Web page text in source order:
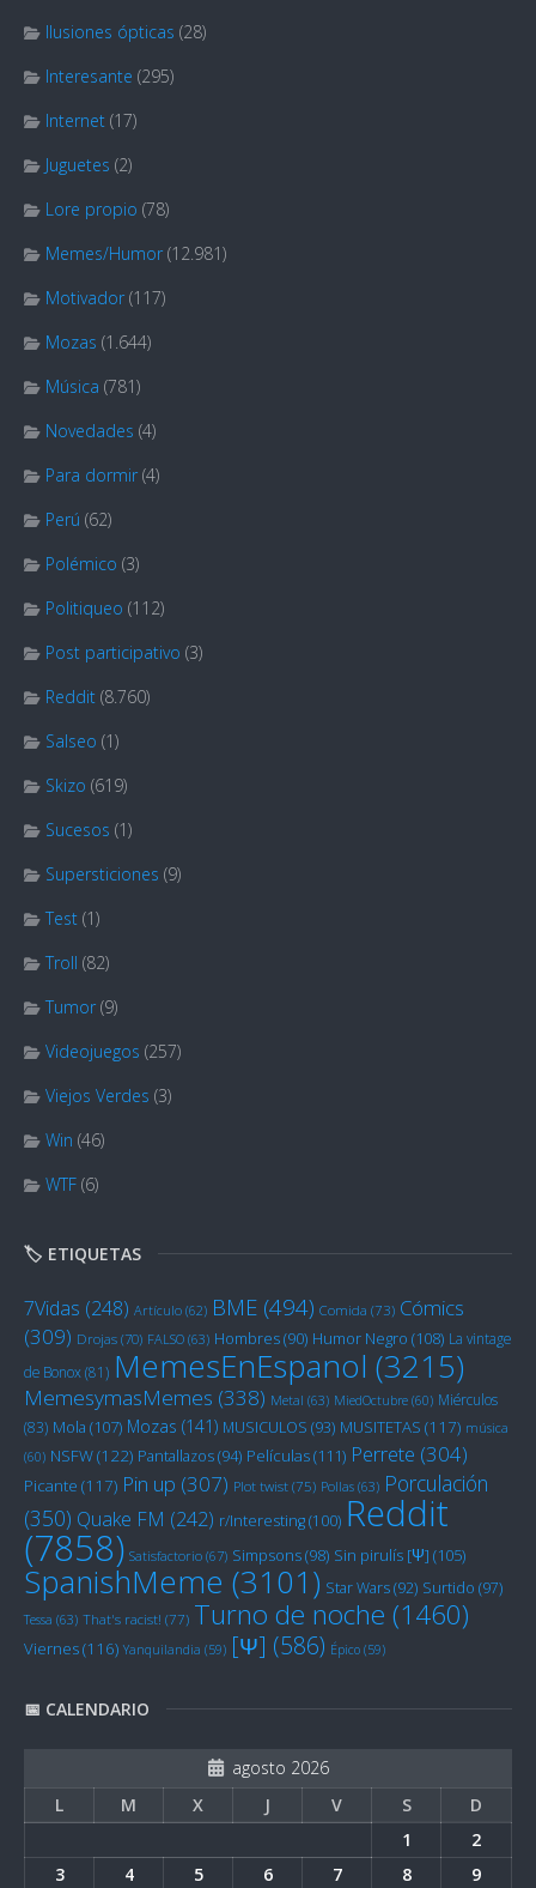
Ilusiones ópticas (28)
Interesante (295)
Internet (17)
Juguetes (2)
Lore propio (78)
Memes/Humor (12.981)
Motivador (117)
Mozas (1.644)
Música (781)
Novedades (4)
Para dormir (4)
Perú (62)
Polémico (3)
Politiqueo (112)
Post participativo (3)
Reddit (8.760)
Salseo (1)
Skizo (619)
Sucesos (1)
Supersticiones (9)
Test (1)
Troll (82)
Tumor (9)
Videojuegos (257)
Viejos Verdes (3)
Win (46)
WTF (6)
🏷️ ETIQUETAS
7Vidas (248) Artículo (62) BME (494) Comida (73) Cómics
(309) Drojas (70) FALSO (63) Hombres(90) Humor Negro (108) La vintage
de Bonox(81) MemesEnEspanol (3215)
MemesymasMemes (338) Metal (63) MiedOctubre (60) Miérculos
(83) Mola (107) Mozas (141) MUSICULOS (93) MUSITETAS (117) música
(60) NSFW(122) Pantallazos(94) Películas(111) Perrete (304)
Picante (117) Pin up (307) Plot twist (75) Pollas (63) Porculación
(350) Quake FM (242) r/Interesting(100) Reddit
(7858) Satisfactorio (67) Simpsons(98) Sin pirulís [Ψ] (105)
SpanishMeme (3101) Star Wars(92) Surtido (97)
Tessa (63) That's racist! (77) Turno de noche (1460)
Viernes(116) Yanquilandia (59) [Ψ] (586) Épico (59)
📅 CALENDARIO
agosto 2026
L
M X J V S
D
1
2
3
4 5 6 7 8 9